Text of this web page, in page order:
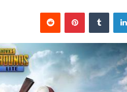
لينكدإن بينتيريست